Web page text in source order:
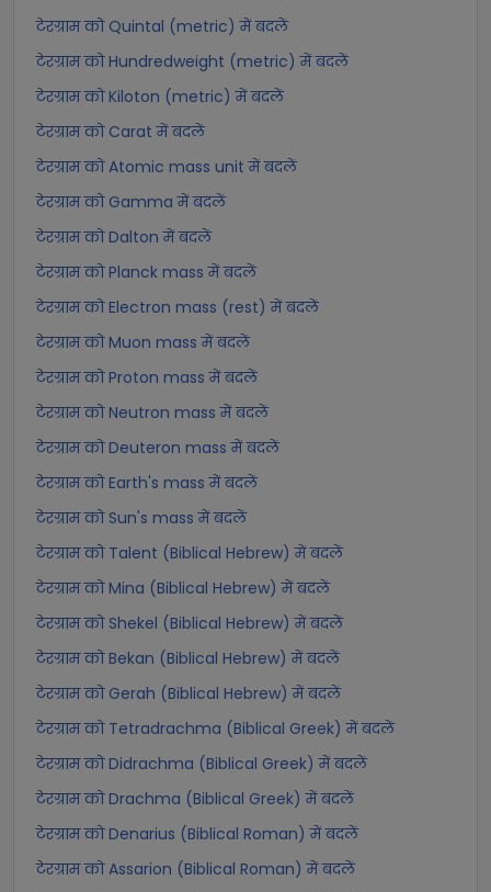
टेरग्राम को Quintal (metric) में बदलें
टेरग्राम को Hundredweight (metric) में बदलें
टेरग्राम को Kiloton (metric) में बदलें
टेरग्राम को Carat में बदलें
टेरग्राम को Atomic mass unit में बदलें
टेरग्राम को Gamma में बदलें
टेरग्राम को Dalton में बदलें
टेरग्राम को Planck mass में बदलें
टेरग्राम को Electron mass (rest) में बदलें
टेरग्राम को Muon mass में बदलें
टेरग्राम को Proton mass में बदलें
टेरग्राम को Neutron mass में बदलें
टेरग्राम को Deuteron mass में बदलें
टेरग्राम को Earth's mass में बदलें
टेरग्राम को Sun's mass में बदलें
टेरग्राम को Talent (Biblical Hebrew) में बदलें
टेरग्राम को Mina (Biblical Hebrew) में बदलें
टेरग्राम को Shekel (Biblical Hebrew) में बदलें
टेरग्राम को Bekan (Biblical Hebrew) में बदलें
टेरग्राम को Gerah (Biblical Hebrew) में बदलें
टेरग्राम को Tetradrachma (Biblical Greek) में बदलें
टेरग्राम को Didrachma (Biblical Greek) में बदलें
टेरग्राम को Drachma (Biblical Greek) में बदलें
टेरग्राम को Denarius (Biblical Roman) में बदलें
टेरग्राम को Assarion (Biblical Roman) में बदलें